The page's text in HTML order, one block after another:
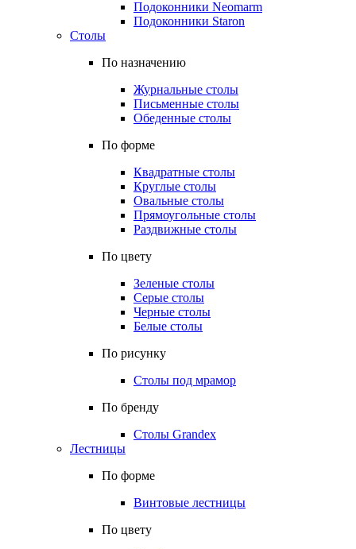
Подоконники Neomarm
Подоконники Staron
Столы
По назначению
Журнальные столы
Письменные столы
Обеденные столы
По форме
Квадратные столы
Круглые столы
Овальные столы
Прямоугольные столы
Раздвижные столы
По цвету
Зеленые столы
Серые столы
Черные столы
Белые столы
По рисунку
Столы под мрамор
По бренду
Столы Grandex
Лестницы
По форме
Винтовые лестницы
По цвету